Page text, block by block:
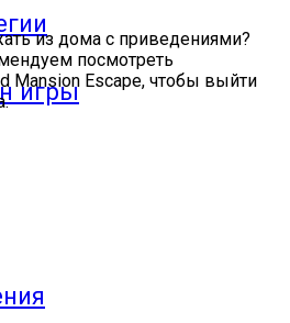
игры
из дома с приведениями?
посмотреть
Mansion Escape, чтобы выйти